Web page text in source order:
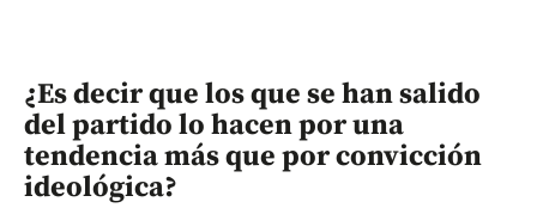
¿Es decir que los que se han salido
del partido lo hacen por una
tendencia más que por convicción
ideológica?